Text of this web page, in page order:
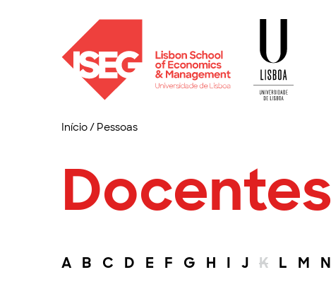
Início/ Pessoas
Docentes
A B C D E F G H I J K L M N